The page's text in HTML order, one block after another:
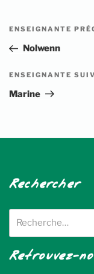
Navigation
l’article
Article
précédent
ENSEIGNANTE
Nolwenn
Article
suivant
ENSEIGNANTE
Marine
Rechercher
Retrouvez-